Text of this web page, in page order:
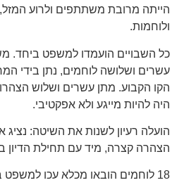
ולוחמות.
כל השבויים הועמדו למשפט ביחד.
עשרים ושלושה לוחמים, נתן בידי
הקו הקבוע. מתן עשרים ושלוש
היה להיות מייגע ולא אפקטיבי.
הועלה רעיון לשנות את השיטה:
הצהרה קצרה, מיד עם תחילת
18 לוחמים הובאו מכלא עכו